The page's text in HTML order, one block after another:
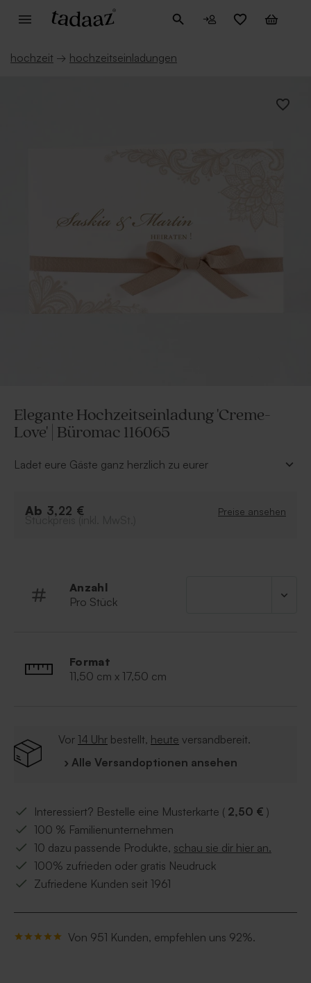
hochzeit → hochzeitseinladungen
Elegante Hochzeitseinladung 'Creme-
Love' | Büromac 116065
Ladet eure Gäste ganz herzlich zu eurer
Hochzeitskarte mit zartem Spitzenmotiv in
Klappkarte
Ab 3,22 € Preise ansehen
Anzahl
Pro Stück
Format
11,50 cm x 17,50 cm
Vor 14 Uhr bestellt, heute versandbereit.
› Alle Versandoptionen ansehen
Interessiert? Bestelle eine Musterkarte ( 2,50 € )
100 % Familienunternehmen
10 dazu passende Produkte, schau sie dir hier an.
100% zufrieden oder gratis Neudruck
Zufriedene Kunden seit 1961
Von 951 Kunden, empfehlen uns 92%.